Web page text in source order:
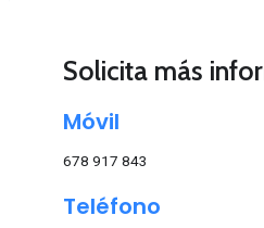
Solicita más
Móvil
678 917 843
Teléfono